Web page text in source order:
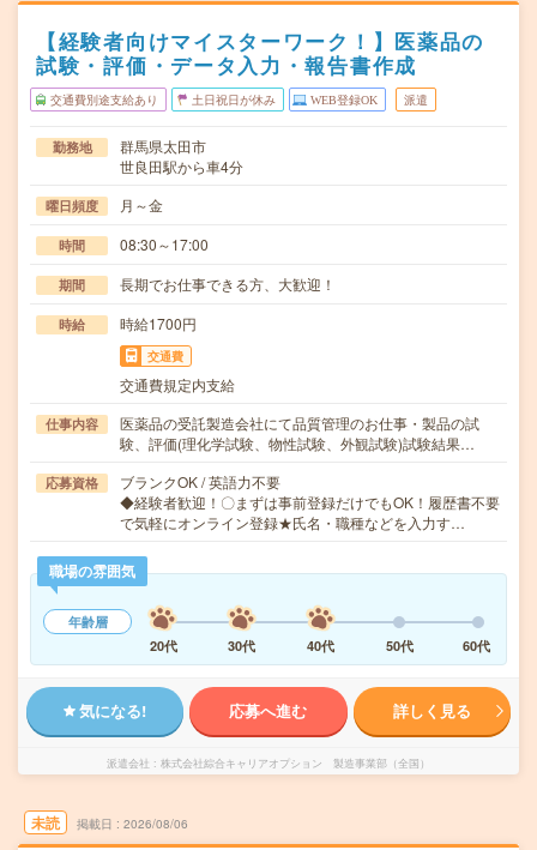
【経験者向けマイスターワーク！】医薬品の
試験・評価・データ入力・報告書作成
交通費別途支給あり 土日祝日が休み WEB登録OK 派遣
勤務地
群馬県太田市
世良田駅から車4分
曜日頻度 月～金
時間 08:30～17:00
期間 長期でお仕事できる方、大歓迎！
時給 時給1700円
交通費
交通費規定内支給
仕事内容
医薬品の受託製造会社にて品質管理のお仕事・製品の試
験、評価(理化学試験、物性試験、外観試験)試験結果…
応募資格
ブランクOK / 英語力不要
◆経験者歓迎！〇まずは事前登録だけでもOK！履歴書不要
で気軽にオンライン登録★氏名・職種などを入力す…
職場の雰囲気
年齢層
20代
30代 40代 50代 60代
気になる! 応募へ進む 詳しく見る
派遣会社 株式会社綜合キャリアオプション 製造事業部（全国）
未読 掲載日 2026/08/06